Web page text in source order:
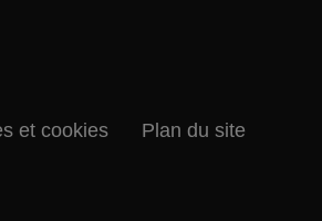
et cookies Plan du site